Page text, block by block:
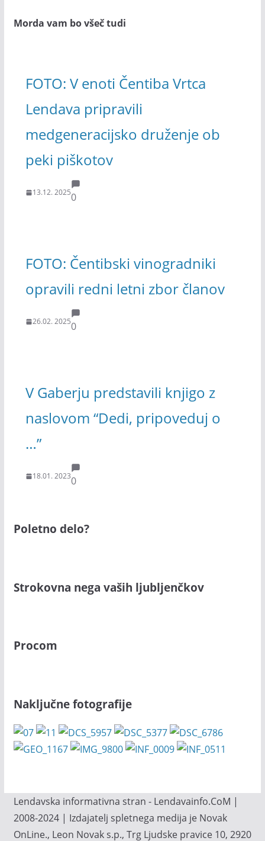
Morda vam bo všeč tudi
FOTO: V enoti Čentiba Vrtca
Lendava pripravili
medgeneracijsko druženje ob
peki piškotov
13.12. 20250
FOTO: Čentibski vinogradniki
opravili redni letni zbor članov
26.02. 20250
V Gaberju predstavili knjigo z
naslovom “Dedi, pripoveduj o
…”
18.01. 20230
Poletno delo?
Strokovna nega vaših ljubljenčkov
Procom
Naključne fotografije
Lendavska informativna stran - Lendavainfo.CoM |
2008-2024 | Izdajatelj spletnega medija je Novak
OnLine., Leon Novak s.p., Trg Ljudske pravice 10, 2920